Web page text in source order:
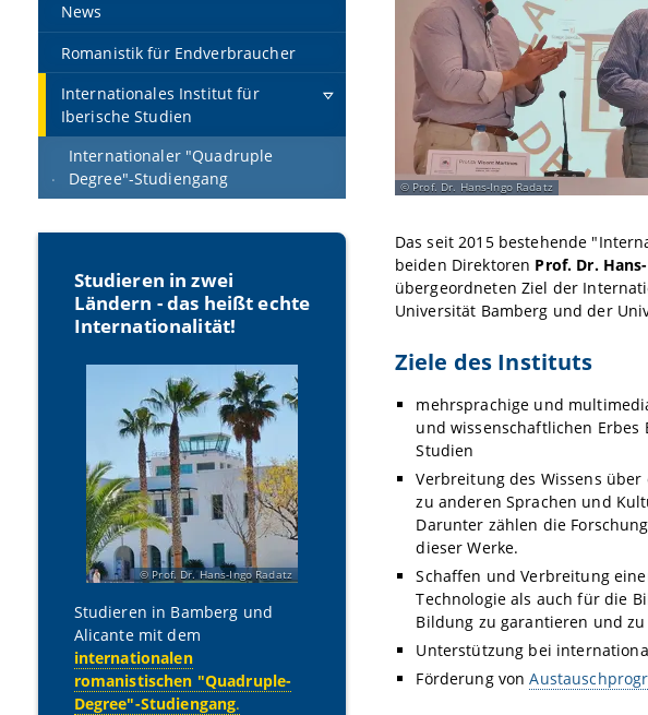
News
Romanistik für Endverbraucher
Internationales Institut für
Iberische Studien
Internationaler "Quadruple
Degree"-Studiengang
Studieren in zwei
Ländern - das heißt echte
Internationalität!
Prof. Dr. Hans-Ingo Radatz
Studieren in Bamberg und
Alicante mit dem
internationalen
romanistischen "Quadruple-
Degree"-Studiengang.
Prof. Dr. Hans-Ingo Radatz
Das seit 2015 bestehende
beiden Direktoren Prof. Dr.
übergeordneten Ziel der
Universität Bamberg und der
Ziele des Instituts
mehrsprachige und
und wissenschaftlichen
Studien
Verbreitung des Wissens
zu anderen Sprachen und
Darunter zählen die
dieser Werke.
Schaffen und Verbreitung
Technologie als auch für die
Bildung zu garantieren und
Unterstützung bei
Förderung von